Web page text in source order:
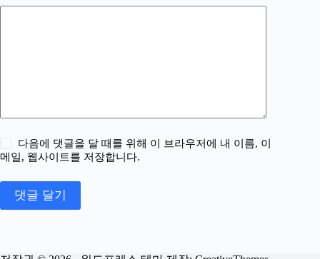
다음에 댓글을 달 때를 위해 이 브라우저에 내 이름, 이
메일, 웹사이트를 저장합니다.
댓글 달기